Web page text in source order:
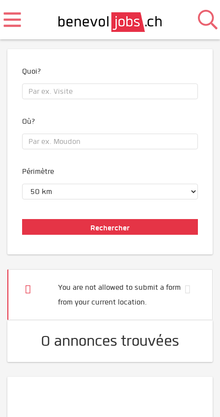
Quoi?
Où?
Périmètre
You are not allowed to submit a form
from your current location.
0 annonces trouvées